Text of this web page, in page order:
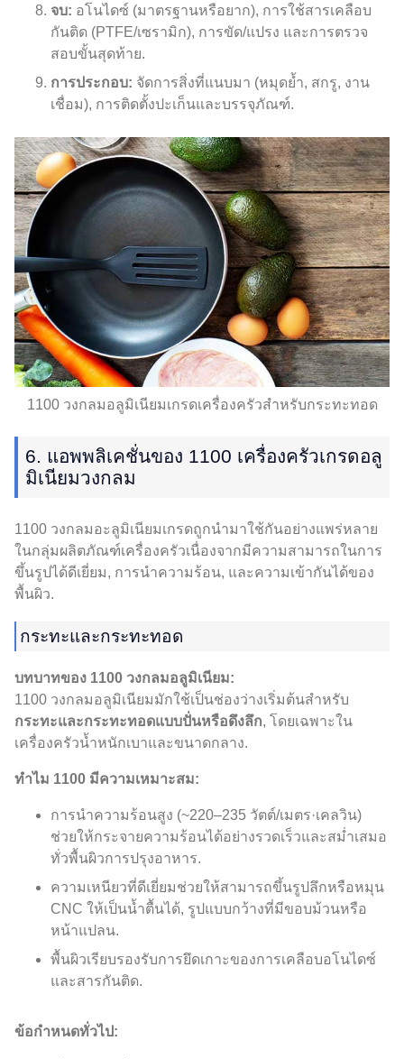
จบ: อโนไดซ์ (มาตรฐานหรือยาก), การใช้สารเคลือบ
กันติด (PTFE/เซรามิก), การขัด/แปรง และการตรวจ
สอบขั้นสุดท้าย.
การประกอบ: จัดการสิ่งที่แนบมา (หมุดย้ำ, สกรู, งาน
เชื่อม), การติดตั้งปะเก็นและบรรจุภัณฑ์.
1100 วงกลมอลูมิเนียมเกรดเครื่องครัวสำหรับกระทะทอด
6. แอพพลิเคชั่นของ 1100 เครื่องครัวเกรดอลู
มิเนียมวงกลม
1100 วงกลมอะลูมิเนียมเกรดถูกนำมาใช้กันอย่างแพร่หลาย
ในกลุ่มผลิตภัณฑ์เครื่องครัวเนื่องจากมีความสามารถในการ
ขึ้นรูปได้ดีเยี่ยม, การนำความร้อน, และความเข้ากันได้ของ
พื้นผิว.
กระทะและกระทะทอด
บทบาทของ 1100 วงกลมอลูมิเนียม:
1100 วงกลมอลูมิเนียมมักใช้เป็นช่องว่างเริ่มต้นสำหรับ
กระทะและกระทะทอดแบบปั่นหรือดึงลึก, โดยเฉพาะใน
เครื่องครัวน้ำหนักเบาและขนาดกลาง.
ทำไม 1100 มีความเหมาะสม:
การนำความร้อนสูง (~220–235 วัตต์/เมตร·เคลวิน)
ช่วยให้กระจายความร้อนได้อย่างรวดเร็วและสม่ำเสมอ
ทั่วพื้นผิวการปรุงอาหาร.
ความเหนียวที่ดีเยี่ยมช่วยให้สามารถขึ้นรูปลึกหรือหมุน
CNC ให้เป็นน้ำตื้นได้, รูปแบบกว้างที่มีขอบม้วนหรือ
หน้าแปลน.
พื้นผิวเรียบรองรับการยึดเกาะของการเคลือบอโนไดซ์
และสารกันติด.
ข้อกำหนดทั่วไป: